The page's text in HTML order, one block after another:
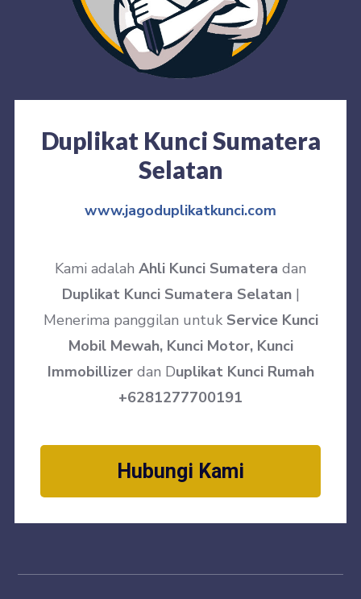
Duplikat Kunci Sumatera
Selatan
www.jagoduplikatkunci.com
Kami adalah Ahli Kunci Sumatera dan
Duplikat Kunci Sumatera Selatan|
Menerima panggilan untuk Service Kunci
Mobil Mewah, Kunci Motor, Kunci
Immobillizerdan Duplikat Kunci Rumah
+6281277700191
Hubungi Kami